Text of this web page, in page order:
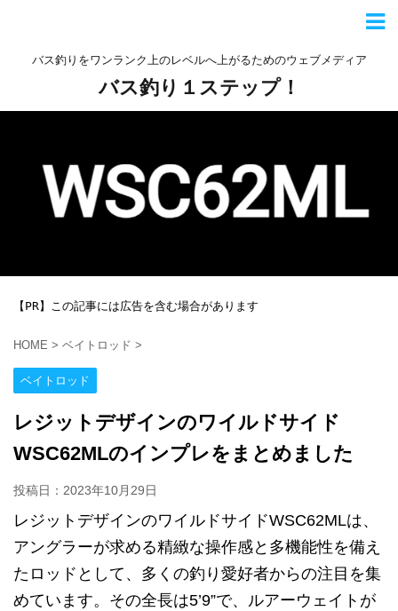
バス釣りをワンランク上のレベルへ上がるためのウェブメディア
バス釣り１ステップ！
【PR】この記事には広告を含む場合があります
HOME > ベイトロッド >
ベイトロッド
レジットデザインのワイルドサイド
WSC62MLのインプレをまとめました
投稿日： 2023年10月29日
レジットデザインのワイルドサイドWSC62MLは、
アングラーが求める精緻な操作感と多機能性を備え
たロッドとして、多くの釣り愛好者からの注目を集
めています。その全長は5’9”で、ルアーウェイトが